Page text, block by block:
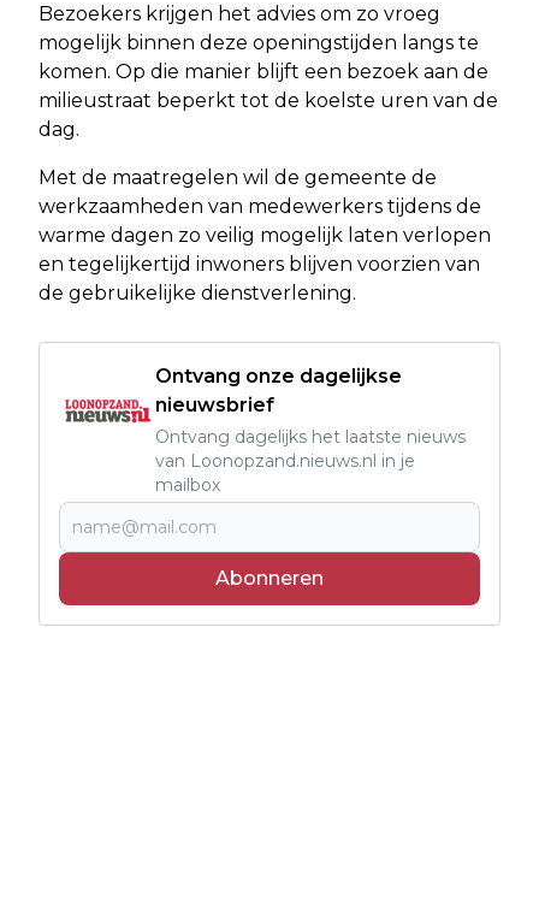
Bezoekers krijgen het advies om zo vroeg
mogelijk binnen deze openingstijden langs te
komen. Op die manier blijft een bezoek aan de
milieustraat beperkt tot de koelste uren van de
dag.
Met de maatregelen wil de gemeente de
werkzaamheden van medewerkers tijdens de
warme dagen zo veilig mogelijk laten verlopen
en tegelijkertijd inwoners blijven voorzien van
de gebruikelijke dienstverlening.
Ontvang onze dagelijkse
nieuwsbrief
Ontvang dagelijks het laatste nieuws
van Loonopzand.nieuws.nl in je
mailbox
Abonneren